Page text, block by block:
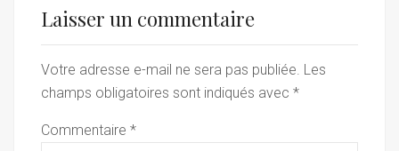
Laisser un commentaire
Votre adresse e-mail ne sera pas publiée. Les
champs obligatoires sont indiqués avec *
Commentaire *